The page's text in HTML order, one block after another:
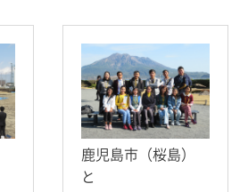
鹿児島市（桜島）
と